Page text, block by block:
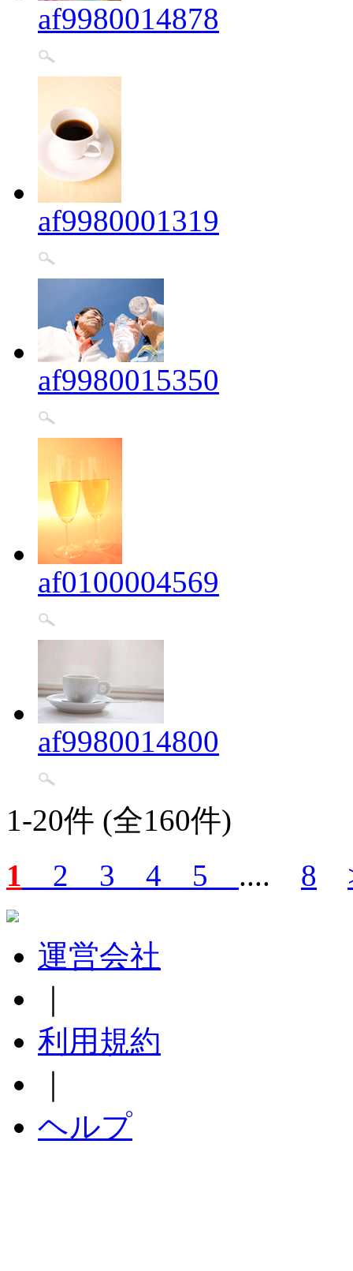
af9980014878
af9980001319
af9980015350
af0100004569
af9980014800
1-20件 (全160件)
1
2 3 4 5 .... 8
運営会社
利用規約
ヘルプ